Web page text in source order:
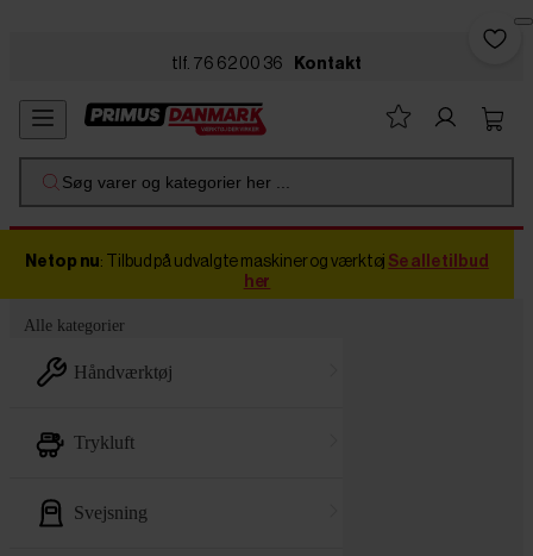
tlf. 76 62 00 36 Kontakt
Søg varer og kategorier her ...
Netop nu: Tilbud på udvalgte maskiner og værktøj Se alle tilbud
her
Alle kategorier
håndværktøj
trykluft
svejsning